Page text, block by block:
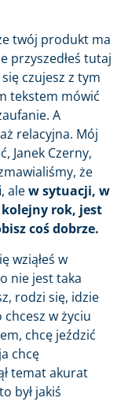
twój produkt ma
przyszedłeś tutaj
czujesz z tym
tekstem mówić
A
relacyjna. Mój
Janek Czerny,
że
alew sytuacji, w
rok, jest
coś dobrze.
wziąłeś w
nie jest taka
rodzi się, idzie
chcesz w życiu
chcę jeździć
chcę
temat akurat
był jakiś